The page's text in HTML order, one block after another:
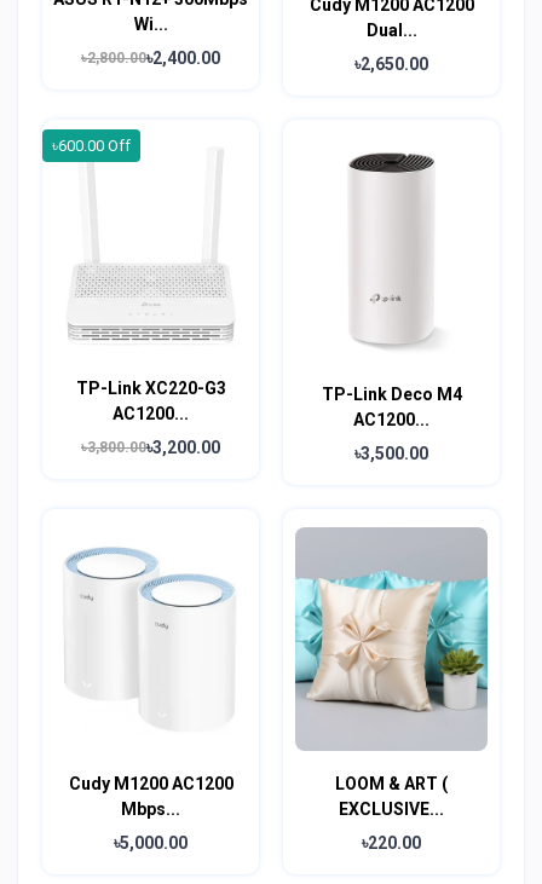
Wi...
৳2,800.00৳2,400.00
Cudy M1200 AC1200
Dual...
৳2,650.00
৳600.00 Off
TP-Link XC220-G3
AC1200...
৳3,800.00৳3,200.00
TP-Link Deco M4
AC1200...
৳3,500.00
Cudy M1200 AC1200
Mbps...
৳5,000.00
LOOM & ART (
EXCLUSIVE...
৳220.00